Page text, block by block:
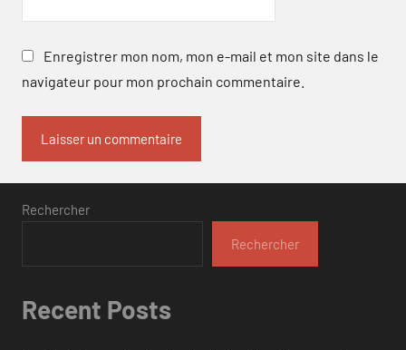
Enregistrer mon nom, mon e-mail et mon site dans le
navigateur pour mon prochain commentaire.
Rechercher
Rechercher
Recent Posts